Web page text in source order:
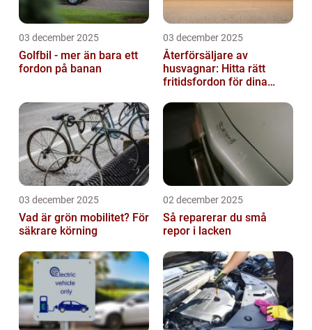
03 december 2025
Golfbil - mer än bara ett
fordon på banan
03 december 2025
Återförsäljare av
husvagnar: Hitta rätt
fritidsfordon för dina
03 december 2025
Vad är grön mobilitet? För
säkrare körning
02 december 2025
Så reparerar du små
repor i lacken